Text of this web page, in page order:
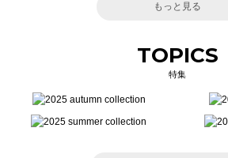
もっと見る
TOPICS
特集